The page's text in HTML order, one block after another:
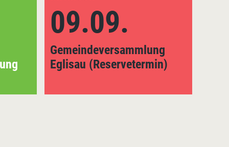
09.09.
Gemeindeversammlung
Eglisau (Reservetermin)